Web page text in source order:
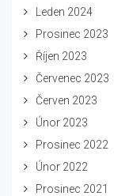
Leden 2024
Prosinec 2023
Říjen 2023
Červenec 2023
Červen 2023
Únor 2023
Prosinec 2022
Únor 2022
Prosinec 2021